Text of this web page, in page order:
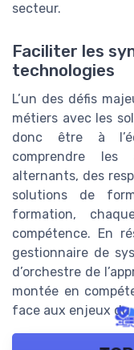
secteur.
Faciliter les
technologies
L’un des défis
métiers avec les
donc être à
comprendre
alternants, des
solutions de
formation,
compétence. En
gestionnaire de
d’orchestre de
montée en
face aux enjeux du